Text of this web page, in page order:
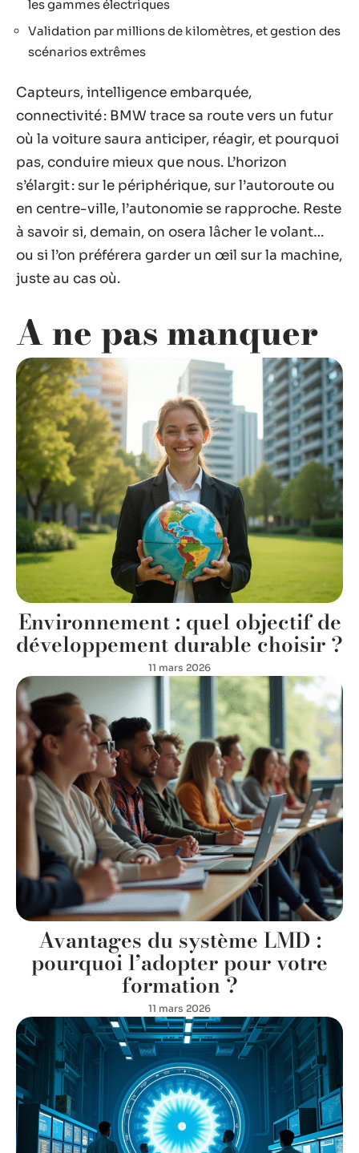
les gammes électriques
Validation par millions de kilomètres, et gestion des
scénarios extrêmes
Capteurs, intelligence embarquée,
connectivité : BMW trace sa route vers un futur
où la voiture saura anticiper, réagir, et pourquoi
pas, conduire mieux que nous. L’horizon
s’élargit : sur le périphérique, sur l’autoroute ou
en centre-ville, l’autonomie se rapproche. Reste
à savoir si, demain, on osera lâcher le volant…
ou si l’on préférera garder un œil sur la machine,
juste au cas où.
A ne pas manquer
Environnement : quel objectif de
développement durable choisir ?
11 mars 2026
Avantages du système LMD :
pourquoi l’adopter pour votre
formation ?
11 mars 2026